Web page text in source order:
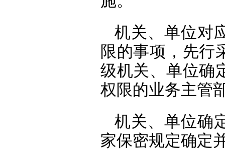
机关、单位对
限的事项，先行
级机关、单位确
权限的业务主管
机关、单位确
家保密规定确定